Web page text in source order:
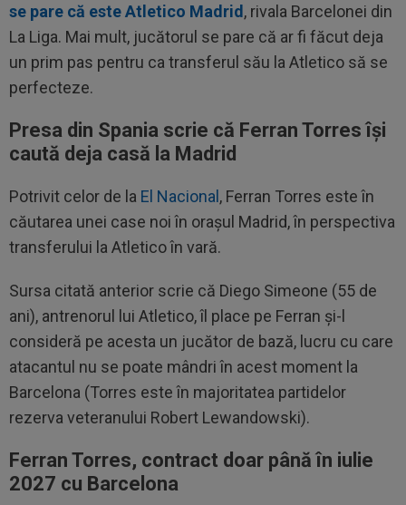
se pare că este Atletico Madrid, rivala Barcelonei din
La Liga. Mai mult, jucătorul se pare că ar fi făcut deja
un prim pas pentru ca transferul său la Atletico să se
perfecteze.
Presa din Spania scrie că Ferran Torres își
caută deja casă la Madrid
Potrivit celor de la El Nacional, Ferran Torres este în
căutarea unei case noi în orașul Madrid, în perspectiva
transferului la Atletico în vară.
Sursa citată anterior scrie că Diego Simeone (55 de
ani), antrenorul lui Atletico, îl place pe Ferran și-l
consideră pe acesta un jucător de bază, lucru cu care
atacantul nu se poate mândri în acest moment la
Barcelona (Torres este în majoritatea partidelor
rezerva veteranului Robert Lewandowski).
Ferran Torres, contract doar până în iulie
2027 cu Barcelona